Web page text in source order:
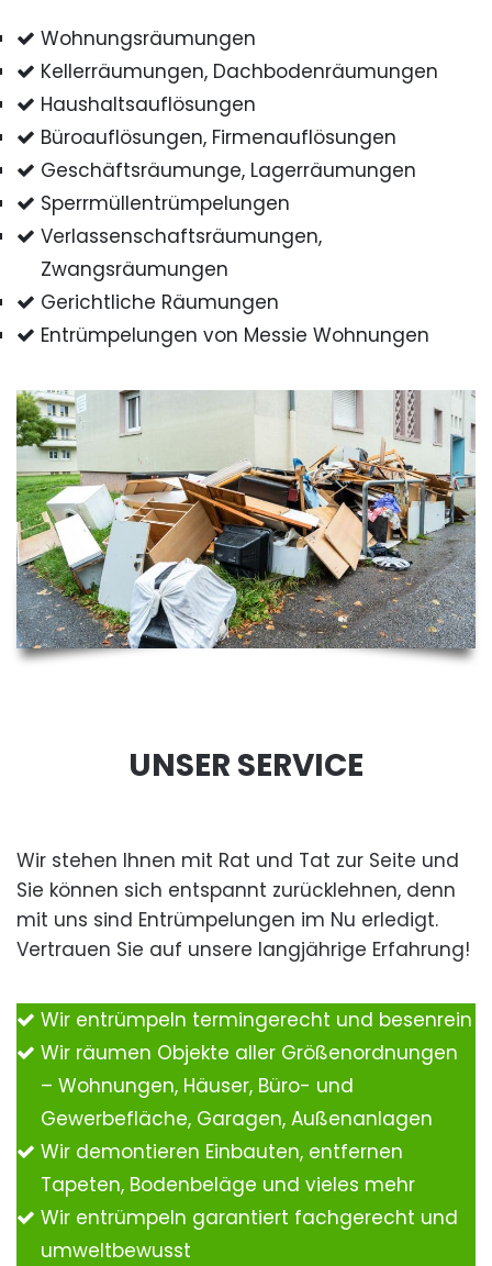
Wohnungsräumungen
Kellerräumungen, Dachbodenräumungen
Haushaltsauflösungen
Büroauflösungen, Firmenauflösungen
Geschäftsräumunge, Lagerräumungen
Sperrmüllentrümpelungen
Verlassenschaftsräumungen,
Zwangsräumungen
Gerichtliche Räumungen
Entrümpelungen von Messie Wohnungen
UNSER SERVICE
Wir stehen Ihnen mit Rat und Tat zur Seite und
Sie können sich entspannt zurücklehnen, denn
mit uns sind Entrümpelungen im Nu erledigt.
Vertrauen Sie auf unsere langjährige Erfahrung!
Wir entrümpeln termingerecht und besenrein
Wir räumen Objekte aller Größenordnungen
– Wohnungen, Häuser, Büro- und
Gewerbefläche, Garagen, Außenanlagen
Wir demontieren Einbauten, entfernen
Tapeten, Bodenbeläge und vieles mehr
Wir entrümpeln garantiert fachgerecht und
umweltbewusst